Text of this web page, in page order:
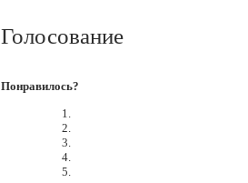
Голосование
Понравилось?